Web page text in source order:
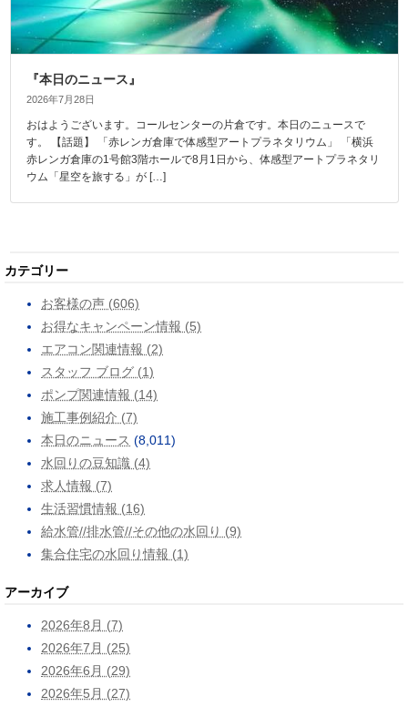
『本日のニュース』
2026年7月28日
おはようございます。コールセンターの片倉です。本日のニュースで
す。 【話題】 「赤レンガ倉庫で体感型アートプラネタリウム」 「横浜
赤レンガ倉庫の1号館3階ホールで8月1日から、体感型アートプラネタリ
ウム「星空を旅する」が […]
カテゴリー
お客様の声 (606)
お得なキャンペーン情報 (5)
エアコン関連情報 (2)
スタッフ ブログ (1)
ポンプ関連情報 (14)
施工事例紹介 (7)
本日のニュース (8,011)
水回りの豆知識 (4)
求人情報 (7)
生活習慣情報 (16)
給水管//排水管//その他の水回り (9)
集合住宅の水回り情報 (1)
アーカイブ
2026年8月 (7)
2026年7月 (25)
2026年6月 (29)
2026年5月 (27)